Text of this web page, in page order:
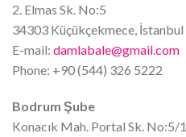
2. Elmas Sk. No:5
34303 Küçükçekmece, İstanbul
E-mail: damlabale@gmail.com
Phone: +90 (544) 326 5222
Bodrum Şube
Konacık Mah. Portal Sk. No:5/1